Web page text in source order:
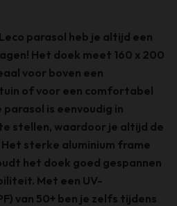
parasol heb je altijd een
Het doek meet 160 x 200
voor boven een
of voor een comfortabel
is eenvoudig in
stellen, waardoor je altijd de
sterke aluminium frame
het doek goed gespannen
Met een UV-
van 50+ ben je zelfs tijdens